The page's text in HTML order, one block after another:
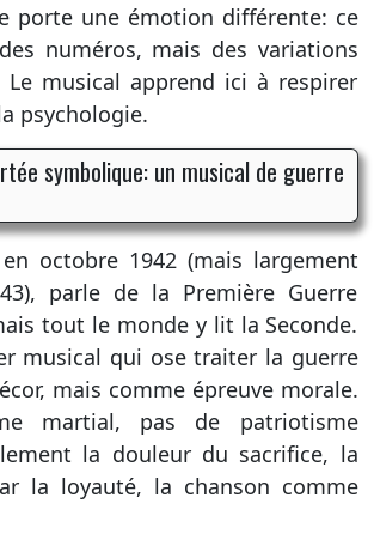
porte une émotion différente: ce
numéros, mais des variations
musical apprend ici à respirer
psychologie.
symbolique: un musical de guerre
octobre 1942 (mais largement
parle de la Première Guerre
tout le monde y lit la Seconde.
musical qui ose traiter la guerre
mais comme épreuve morale.
martial, pas de patriotisme
la douleur du sacrifice, la
la loyauté, la chanson comme